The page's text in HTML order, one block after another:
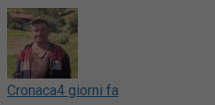
Cronaca4 giorni fa